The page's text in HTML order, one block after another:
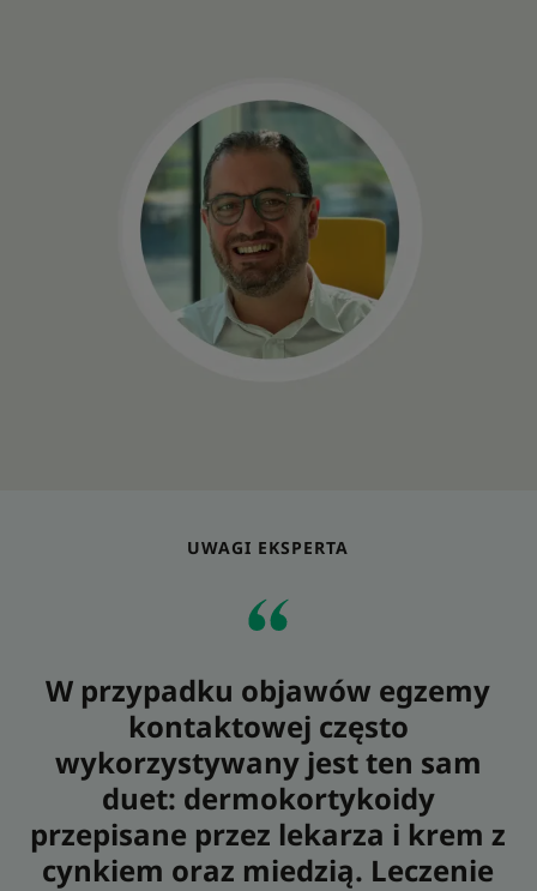
UWAGI EKSPERTA
W przypadku objawów egzemy
kontaktowej często
wykorzystywany jest ten sam
duet: dermokortykoidy
przepisane przez lekarza i krem z
cynkiem oraz miedzią. Leczenie